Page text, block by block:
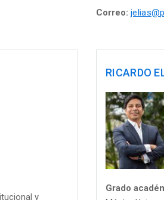
Correo:
y
RICARDO
Grado